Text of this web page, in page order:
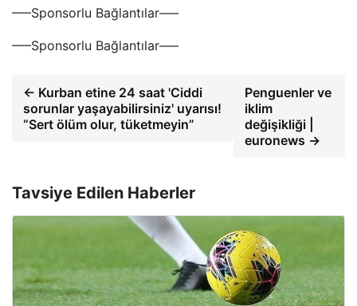
—–Sponsorlu Bağlantılar—–
—–Sponsorlu Bağlantılar—–
← Kurban etine 24 saat 'Ciddi
sorunlar yaşayabilirsiniz' uyarısı!
“Sert ölüm olur, tüketmeyin”
Penguenler ve
iklim
değişikliği |
euronews →
Tavsiye Edilen Haberler